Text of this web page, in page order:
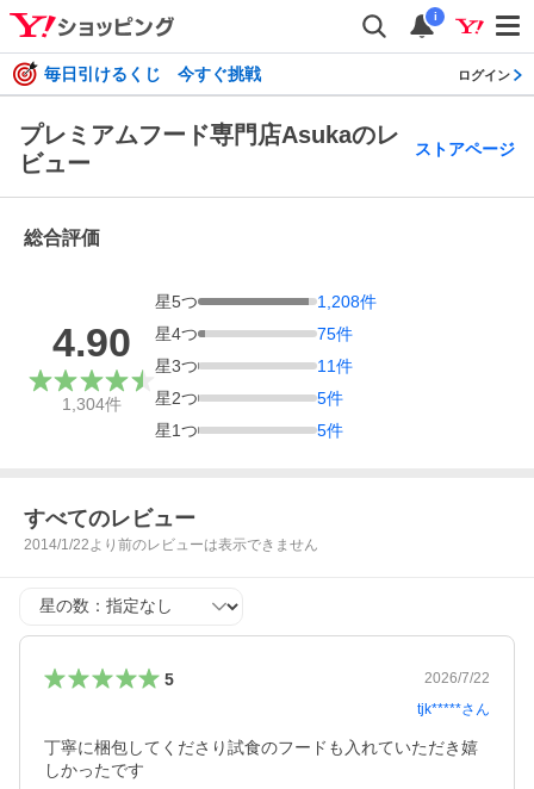
i
毎日引けるくじ 今すぐ挑戦 ログイン
プレミアムフード専門店Asukaのレ
ビュー
ストアページ
総合評価
4.90
1,304件
星5つ 1,208件
星4つ 75件
星3つ 11件
星2つ 5件
星1つ 5件
すべてのレビュー
2014/1/22より前のレビューは表示できません
星の数
5
2026/7/22
tjk*****さん
丁寧に梱包してくださり試食のフードも入れていただき嬉
しかったです